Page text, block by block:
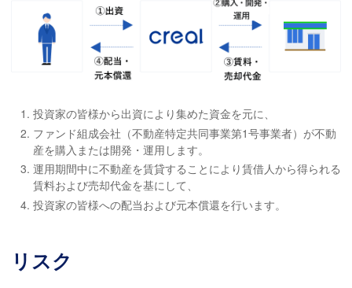
投資家の皆様から出資により集めた資金を元に、
ファンド組成会社（不動産特定共同事業第1号事業者）が不動
産を購入または開発・運用します。
運用期間中に不動産を賃貸することにより賃借人から得られる
賃料および売却代金を基にして、
投資家の皆様への配当および元本償還を行います。
リスク